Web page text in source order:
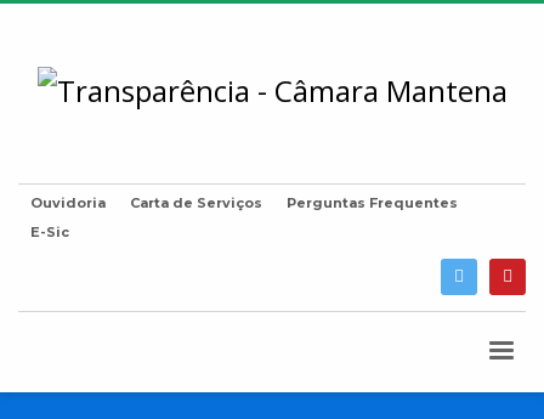
Ouvidoria Carta de Serviços
Perguntas Frequentes
E-Sic